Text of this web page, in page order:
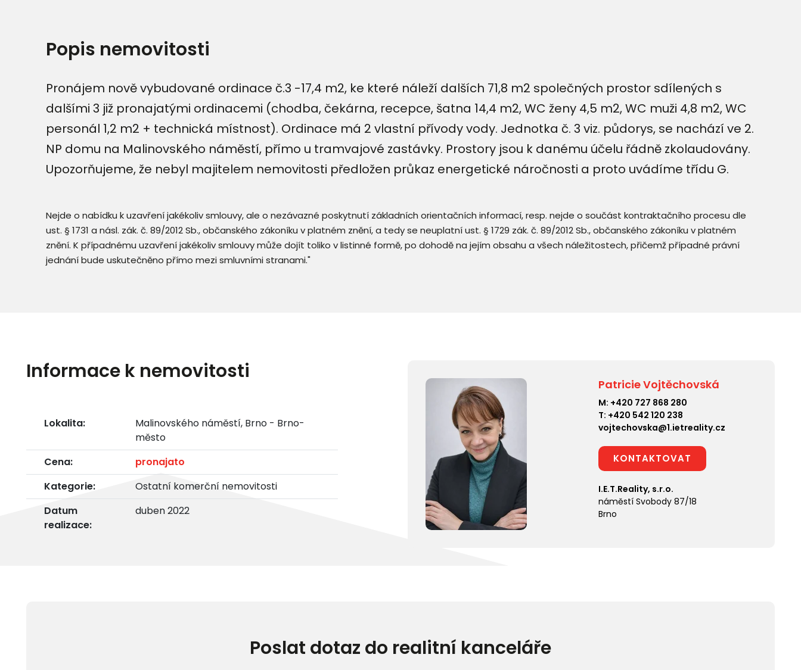
Popis nemovitosti
Pronájem nově vybudované ordinace č.3 -17,4 m2, ke které náleží dalších 71,8 m2 společných prostor sdílených s
dalšími 3 již pronajatými ordinacemi (chodba, čekárna, recepce, šatna 14,4 m2, WC ženy 4,5 m2, WC muži 4,8 m2, WC
personál 1,2 m2 + technická místnost). Ordinace má 2 vlastní přívody vody. Jednotka č. 3 viz. půdorys, se nachází ve 2.
NP domu na Malinovského náměstí, přímo u tramvajové zastávky. Prostory jsou k danému účelu řádně zkolaudovány.
Upozorňujeme, že nebyl majitelem nemovitosti předložen průkaz energetické náročnosti a proto uvádíme třídu G.
Nejde o nabídku k uzavření jakékoliv smlouvy, ale o nezávazné poskytnutí základních orientačních informací, resp. nejde o součást kontraktačního procesu dle
ust. § 1731 a násl. zák. č. 89/2012 Sb., občanského zákoníku v platném znění, a tedy se neuplatní ust. § 1729 zák. č. 89/2012 Sb., občanského zákoníku v platném
znění. K případnému uzavření jakékoliv smlouvy může dojít toliko v listinné formě, po dohodě na jejím obsahu a všech náležitostech, přičemž případné právní
jednání bude uskutečněno přímo mezi smluvními stranami."
Informace k nemovitosti
Lokalita:
Malinovského náměstí, Brno - Brno-
město
Cena:
pronajato
Kategorie:
Ostatní komerční nemovitosti
Datum
realizace:
duben 2022
Patricie Vojtěchovská
M: +420 727 868 280
T: +420 542 120 238
vojtechovska@1.ietreality.cz
KONTAKTOVAT
I.E.T.Reality, s.r.o.
náměstí Svobody 87/18
Brno
Poslat dotaz do realitní kanceláře